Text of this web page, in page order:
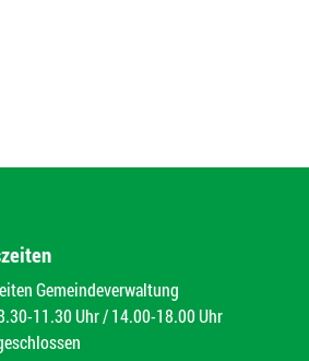
Gemeindeverwaltung
11.30 Uhr / 14.00-18.00 Uhr